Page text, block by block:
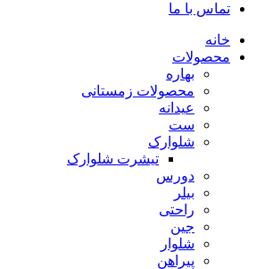
تماس با ما
خانه
محصولات
بهاره
محصولات زمستانی
عیدانه
ست
شلوارک
تیشرت شلوارک
دورس
بیلر
راحتی
جین
شلوار
پیراهن